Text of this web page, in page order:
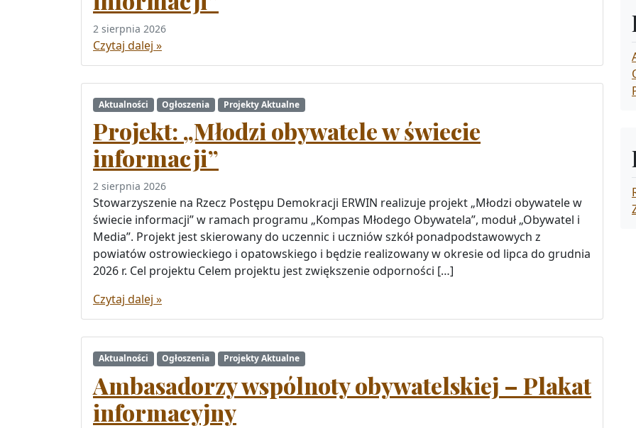
2 sierpnia 2026
Czytaj dalej »
Aktualności Ogłoszenia Projekty Aktualne
Projekt: „Młodzi obywatele w świecie
informacji”
2 sierpnia 2026
Stowarzyszenie na Rzecz Postępu Demokracji ERWIN realizuje projekt „Młodzi obywatele w
świecie informacji” w ramach programu „Kompas Młodego Obywatela”, moduł „Obywatel i
Media”. Projekt jest skierowany do uczennic i uczniów szkół ponadpodstawowych z
powiatów ostrowieckiego i opatowskiego i będzie realizowany w okresie od lipca do grudnia
2026 r. Cel projektu Celem projektu jest zwiększenie odporności […]
Czytaj dalej »
Aktualności Ogłoszenia Projekty Aktualne
Ambasadorzy wspólnoty obywatelskiej – Plakat
informacyjny